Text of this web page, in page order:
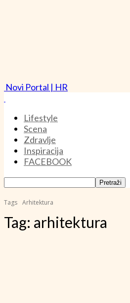
Novi Portal | HR
Lifestyle
Scena
Zdravlje
Inspiracija
FACEBOOK
Tags Arhitektura
Tag: arhitektura